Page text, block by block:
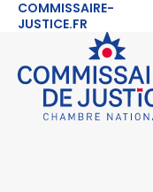
COMMISSAIRE-
JUSTICE.FR